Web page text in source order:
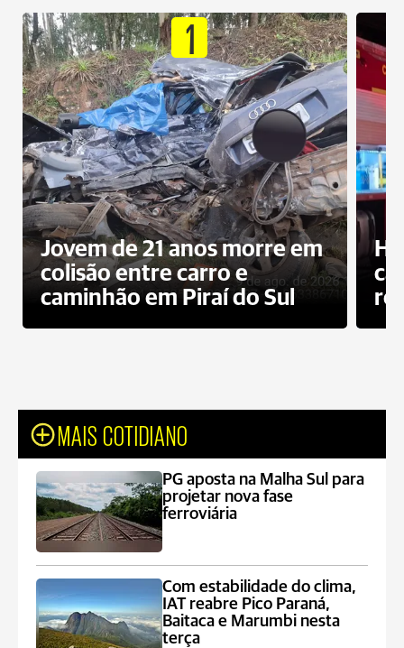
1
Jovem de 21 anos morre em
colisão entre carro e
caminhão em Piraí do Sul
MAIS COTIDIANO
PG aposta na Malha Sul para
projetar nova fase
ferroviária
Com estabilidade do clima,
IAT reabre Pico Paraná,
Baitaca e Marumbi nesta
terça